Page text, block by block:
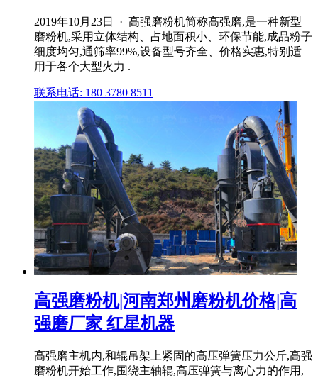
2019年10月23日 · 高强磨粉机简称高强磨,是一种新型
磨粉机,采用立体结构、占地面积小、环保节能,成品粉子
细度均匀,通筛率99%,设备型号齐全、价格实惠,特别适
用于各个大型火力 .
联系电话: 180 3780 8511
高强磨粉机|河南郑州磨粉机价格|高
强磨厂家 红星机器
高强磨主机内,和辊吊架上紧固的高压弹簧压力公斤,高强
磨粉机开始工作,围绕主轴辊,高压弹簧与离心力的作用,